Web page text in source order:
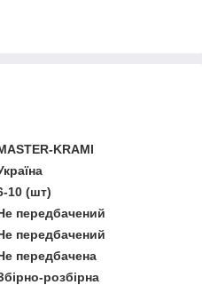
KRAMI
10 (шт)
передбачений
передбачений
передбачена
розбірна